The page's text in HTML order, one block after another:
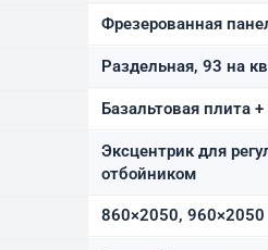
Фрезерованная
Раздельная, 93 на
Базальтовая плита
Эксцентрик для
отбойником
860×2050, 960×2050